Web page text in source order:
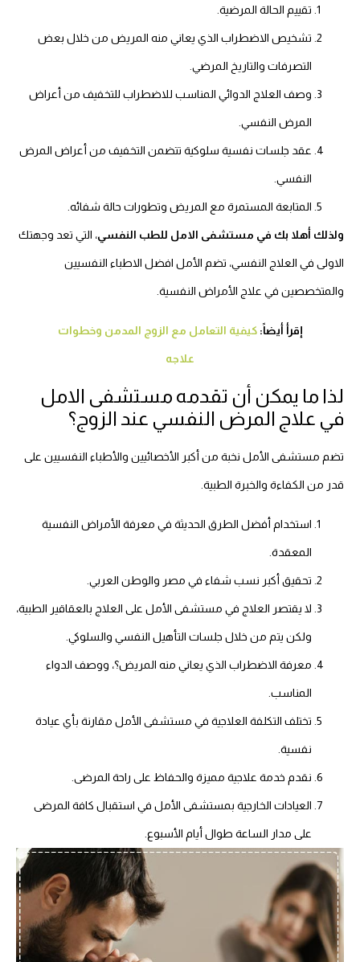
تقييم الحالة المرضية.
تشخيص الاضطراب الذي يعاني منه المريض من خلال بعض
التصرفات والتاريخ المرضي.
وصف العلاج الدوائي المناسب للاضطراب للتخفيف من أعراض
المرض النفسي.
عقد جلسات نفسية سلوكية تتضمن التخفيف من أعراض المرض
النفسي.
المتابعة المستمرة مع المريض وتطورات حالة شفائه.
ولذلك أهلا بك في مستشفى الامل للطب النفسي، التي تعد وجهتك
الاولى في العلاج النفسي، تضم الأمل افضل الاطباء النفسيين
والمتخصصين في علاج الأمراض النفسية.
إقرأ أيضاً:كيفية التعامل مع الزوج المدمن وخطوات
علاجه
لذا ما يمكن أن تقدمه مستشفى الامل
في علاج المرض النفسي عند الزوج؟
تضم مستشفى الأمل نخبة من أكبر الأخصائيين والأطباء النفسيين على
قدر من الكفاءة والخبرة الطبية.
استخدام أفضل الطرق الحديثة في معرفة الأمراض النفسية
المعقدة.
تحقيق أكبر نسب شفاء في مصر والوطن العربي.
لا يقتصر العلاج في مستشفى الأمل على العلاج بالعقاقير الطبية،
ولكن يتم من خلال جلسات التأهيل النفسي والسلوكي.
معرفة الاضطراب الذي يعاني منه المريض؟، ووصف الدواء
المناسب.
تختلف التكلفة العلاجية في مستشفى الأمل مقارنة بأي عيادة
نفسية.
نقدم خدمة علاجية مميزة والحفاظ على راحة المرضى.
العيادات الخارجية بمستشفى الأمل في استقبال كافة المرضى
على مدار الساعة طوال أيام الأسبوع.